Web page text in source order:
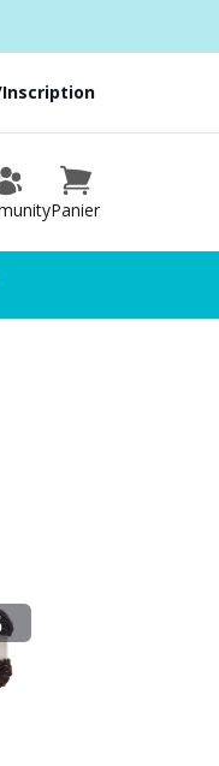
Inscription
Panier